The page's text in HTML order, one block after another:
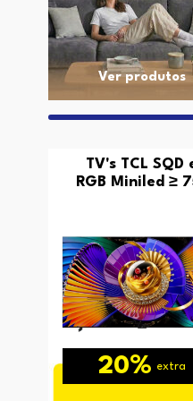
Ver produtos
TV's TCL SQD
RGB Miniled ≥
20% extra